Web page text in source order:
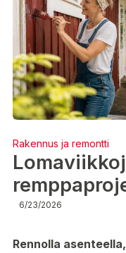
Rakennus ja remontti
6/23/2026
Rennolla